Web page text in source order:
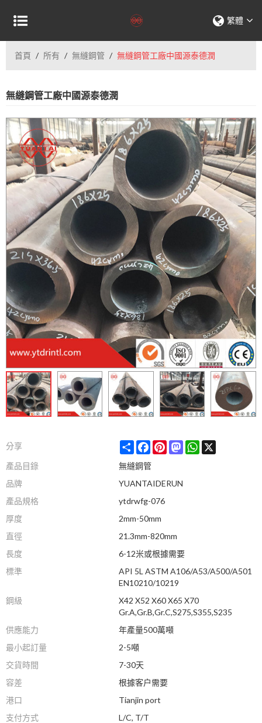
繁體
首頁 / 所有 / 無縫鋼管 / 無縫鋼管工廠中國源泰德潤
無縫鋼管工廠中國源泰德潤
分享 ShareFacebookPinterestMastodonWhatsApp
X
產品目錄
無縫鋼管
品牌
YUANTAIDERUN
產品規格
ytdrwfg-076
厚度
2mm-50mm
直徑
21.3mm-820mm
長度
6-12米或根據需要
標準
API 5L ASTM A106/A53/A500/A501
EN10210/10219
鋼級
X42 X52 X60 X65 X70
Gr.A,Gr.B,Gr.C,S275,S355,S235
供應能力
年產量500萬噸
最小起訂量
2-5噸
交貨時間
7-30天
容差
根據客户需要
港口
Tianjin port
支付方式
L/C, T/T